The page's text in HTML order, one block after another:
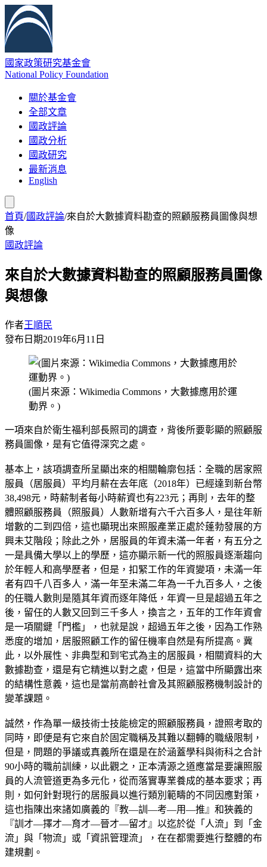
國家政策研究基金會
National Policy Foundation
關於基金會
全部文章
國政評論
國政分析
國政研究
最新消息
English
首頁/國政評論/來自於大數據資料勘查的照顧服務員圖像與想
像
國政評論
來自於大數據資料勘查的照顧服務員圖像
與想像
作者王順民
發布日期2019年6月11日
(圖片來源：Wikimedia Commons，大數據應用於運
動界。)
一項來自於衛生福利部長照司的調查，背後所要彰顯的照顧服
務員圖像，是有它值得深究之處。
基本上，該項調查所呈顯出來的相關輪廓包括：全職的居家照
服員（居服員）平均月薪在去年底（2018年）已經達到新台幣
38,498元，時薪制者每小時薪資也有223元；再則，去年的整
體照顧服務員（照服員）人數新增有六千六百多人，是往年新
增數的二到四倍，這也顯現出來照服產業正處於蓬勃發展的方
興未艾階段；除此之外，居服員的年資未滿一年者，有五分之
一是具備大學以上的學歷，這亦顯示新一代的照服員逐漸趨向
於年輕人和高學歷者，但是，扣緊工作的年資變項，未滿一年
者有四千八百多人，滿一年至未滿二年為一千九百多人，之後
的任職人數則是隨其年資而逐年降低，年資一旦是超過五年之
後，留任的人數又回到三千多人，換言之，五年的工作年資會
是一項關鍵「門檻」，也就是說，超過五年之後，因為工作熟
悉度的增加，居服照顧工作的留任機率自然是有所提高。冀
此，以外展性、非典型和到宅式為主的居服員，相關資料的大
數據勘查，還是有它精進以對之處，但是，這當中所顯露出來
的結構性意義，這也是當前高齡社會及其照顧服務機制設計的
變革課題。
誠然，作為單一級技術士技能檢定的照顧服務員，證照考取的
同時，即便是有它來自於固定職稱及其難以翻轉的職級限制，
但是，問題的爭議或真義所在還是在於涵蓋學科與術科之合計
90小時的職前訓練，以此觀之，正本清源之道應當是要讓照服
員的人流管道更為多元化，從而落實專業養成的基本要求；再
則，如何針對現行的居服員以進行類別範疇的不同因應對策，
這也指陳出來諸如廣義的『教—訓—考—用—推』和狹義的
『訓才—擇才—育才—晉才—留才』以迄於從「人流」到「金
流」與「物流」或「資訊管理流」，在在都需要進行整體的布
建規劃。